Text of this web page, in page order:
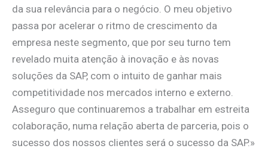
da sua relevância para o negócio. O meu objetivo
passa por acelerar o ritmo de crescimento da
empresa neste segmento, que por seu turno tem
revelado muita atenção à inovação e às novas
soluções da SAP, com o intuito de ganhar mais
competitividade nos mercados interno e externo.
Asseguro que continuaremos a trabalhar em estreita
colaboração, numa relação aberta de parceria, pois o
sucesso dos nossos clientes será o sucesso da SAP.»